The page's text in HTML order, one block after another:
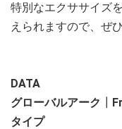
特別なエクササイズ
えられますので、ぜ
DATA
グローバルアーク
タイプ